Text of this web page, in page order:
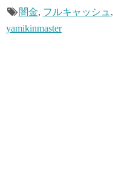
闇金, フルキャッシュ ,
yamikinmaster